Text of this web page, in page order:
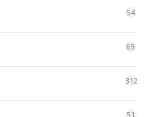
54
69
312
51